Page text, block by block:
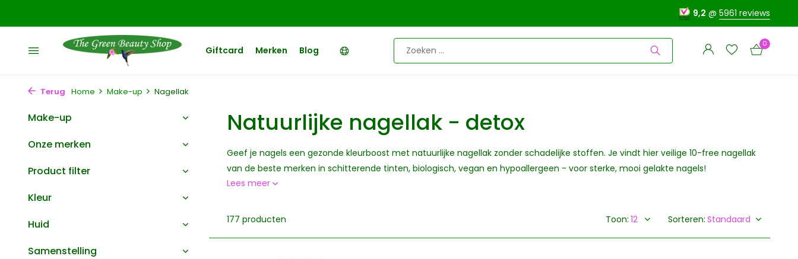
9,2 @ 5961 reviews
Giftcard Merken Blog
Account
aanmaken
Account
aanmaken
0
Terug Home Make-up Nagellak
Make-up
Onze merken
Product filter
Kleur
Huid
Samenstelling
Natuurlijke nagellak - detox
Geef je nagels een gezonde kleurboost met natuurlijke nagellak zonder schadelijke stoffen. Je vindt hier veilige 10-free nagellak
van de beste merken in schitterende tinten, biologisch, vegan en hypoallergeen - voor sterke, mooi gelakte nagels!
Lees meer
177 producten Toon: Sorteren: